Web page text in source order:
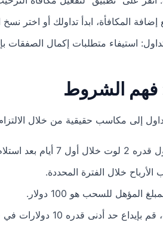
إضافة المكافأة، ابدأ تداولك أو اختر
متطلبات إكمال الصفقات بإجمالي 2 لوت خلال
فهم الشروط
إلى مكاسب حقيقية من خلال
استلام المكافأة.
خلال الفترة المحددة.
المؤهل للسحب هو 100 دولار.
10 دولارات في حسابك الحقيقي وتداول بحد أدنى 0.1 لوت.